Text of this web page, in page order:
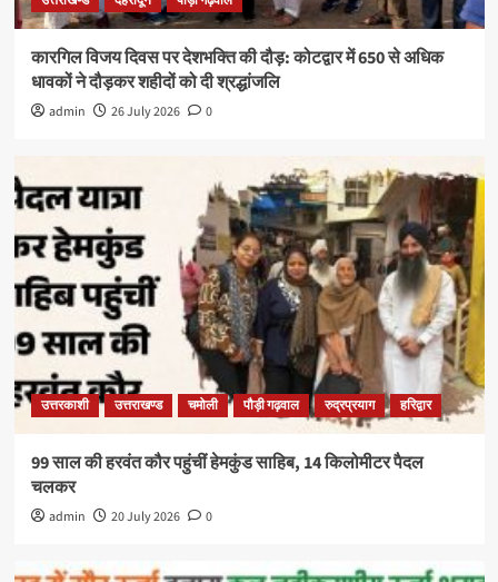
कारगिल विजय दिवस पर देशभक्ति की दौड़: कोटद्वार में 650 से अधिक
धावकों ने दौड़कर शहीदों को दी श्रद्धांजलि
admin 26 July 2026 0
उत्तरकाशी उत्तराखण्ड चमोली पौड़ी गढ़वाल रुद्रप्रयाग हरिद्वार
99 साल की हरवंत कौर पहुंचीं हेमकुंड साहिब, 14 किलोमीटर पैदल
चलकर
admin 20 July 2026 0